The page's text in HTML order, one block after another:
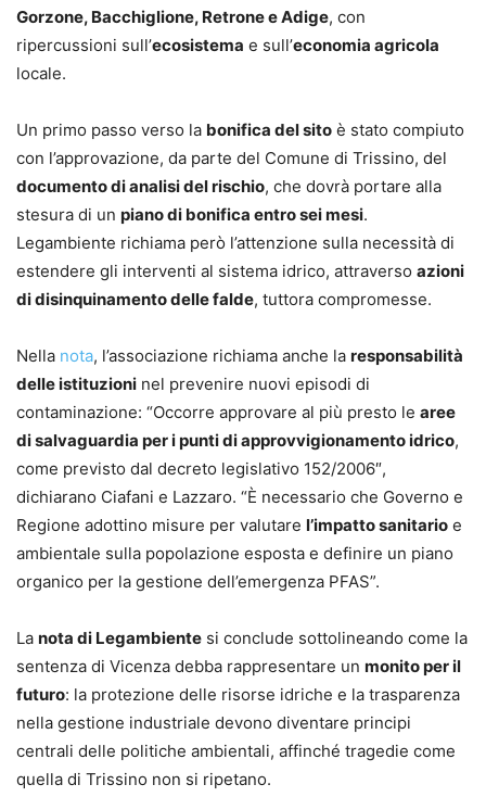
Gorzone, Bacchiglione, Retrone e Adige, con
ripercussioni sull’ecosistema e sull’economia agricola
locale.
Un primo passo verso la bonifica del sito è stato compiuto
con l’approvazione, da parte del Comune di Trissino, del
documento di analisi del rischio, che dovrà portare alla
stesura di un piano di bonifica entro sei mesi.
Legambiente richiama però l’attenzione sulla necessità di
estendere gli interventi al sistema idrico, attraverso azioni
di disinquinamento delle falde, tuttora compromesse.
Nella nota, l’associazione richiama anche la responsabilità
delle istituzioni nel prevenire nuovi episodi di
contaminazione: “Occorre approvare al più presto le aree
di salvaguardia per i punti di approvvigionamento idrico,
come previsto dal decreto legislativo 152/2006″,
dichiarano Ciafani e Lazzaro. “È necessario che Governo e
Regione adottino misure per valutare l’impatto sanitario e
ambientale sulla popolazione esposta e definire un piano
organico per la gestione dell’emergenza PFAS”.
La nota di Legambiente si conclude sottolineando come la
sentenza di Vicenza debba rappresentare un monito per il
futuro: la protezione delle risorse idriche e la trasparenza
nella gestione industriale devono diventare principi
centrali delle politiche ambientali, affinché tragedie come
quella di Trissino non si ripetano.